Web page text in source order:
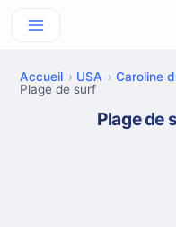
Accueil USA Caroline
Plage de surf
Plage de